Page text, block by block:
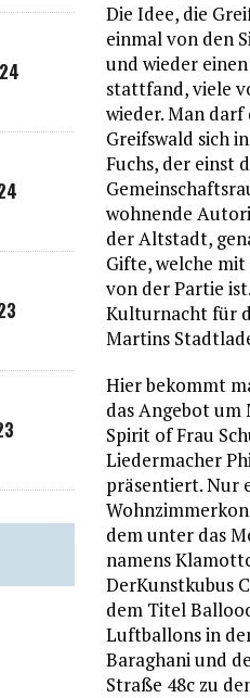
Die Idee, die
einmal von den
und wieder
stattfand, viele
wieder. Man darf
Greifswald sich
Fuchs, der einst
wohnende
der Altstadt,
Gifte, welche
von der Partie
Kulturnacht für
Martins
Hier bekommt
das Angebot
Spirit of Frau
Liedermacher
präsentiert. Nur
dem unter das
namens
DerKunstkubus
dem Titel
Luftballons in
Baraghani und
Straße 48c zu